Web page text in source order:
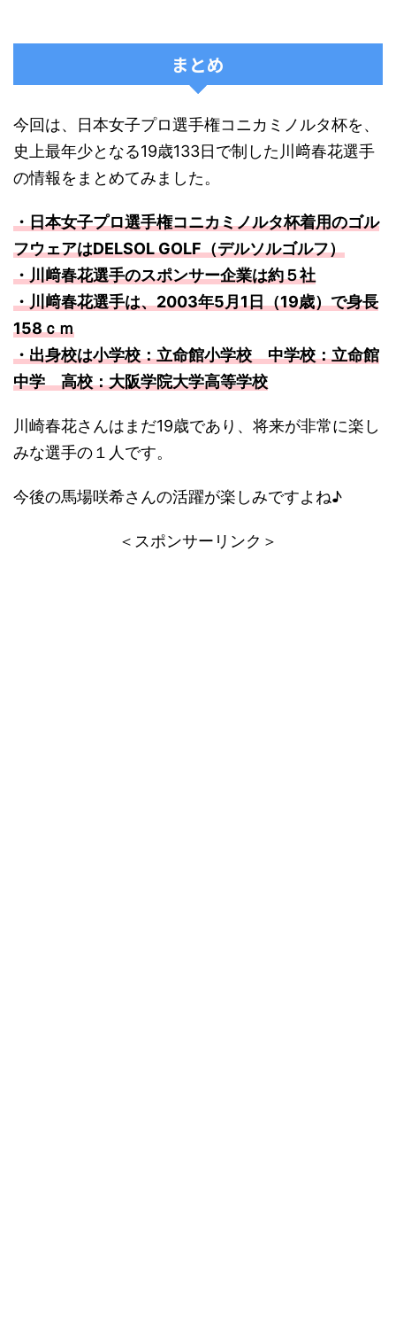
まとめ
今回は、日本女子プロ選手権コニカミノルタ杯を、
史上最年少となる19歳133日で制した川﨑春花選手
の情報をまとめてみました。
・日本女子プロ選手権コニカミノルタ杯着用のゴル
フウェアはDELSOL GOLF（デルソルゴルフ）
・川﨑春花選手のスポンサー企業は約５社
・川﨑春花選手は、2003年5月1日（19歳）で身長
158ｃｍ
・出身校は小学校：立命館小学校 中学校：立命館
中学 高校：大阪学院大学高等学校
川崎春花さんはまだ19歳であり、将来が非常に楽し
みな選手の１人です。
今後の馬場咲希さんの活躍が楽しみですよね♪
＜スポンサーリンク＞